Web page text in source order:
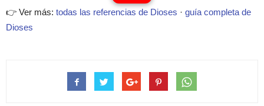
👉 Ver más: todas las referencias de Dioses · guía completa de
Dioses